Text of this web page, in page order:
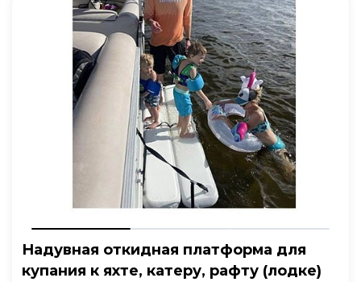
Надувная откидная платформа для
купания к яхте, катеру, рафту (лодке)